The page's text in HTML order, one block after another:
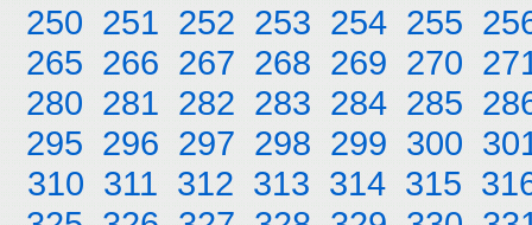
250 251 252 253 254 255
265 266 267 268 269 270
280 281 282 283 284 285
295 296 297 298 299 300
310 311 312 313 314 315